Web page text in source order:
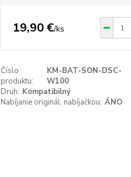
19,90 €/ks
Číslo
produktu:
KM-BAT-SON-DSC-
W100
Druh: Kompatibilný
Nabíjanie originál. nabíjačkou: ÁNO